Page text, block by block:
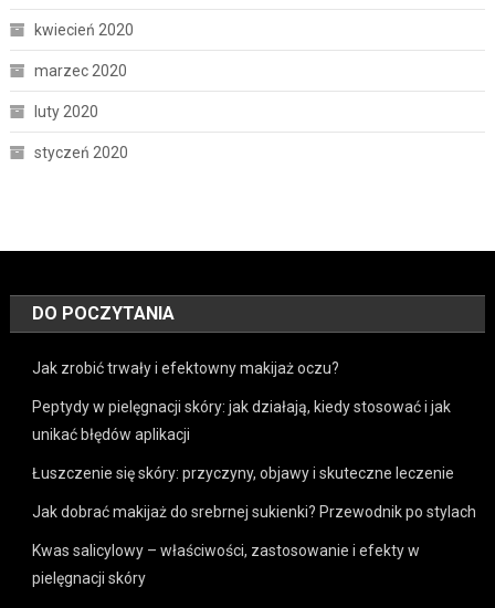
kwiecień 2020
marzec 2020
luty 2020
styczeń 2020
DO POCZYTANIA
Jak zrobić trwały i efektowny makijaż oczu?
Peptydy w pielęgnacji skóry: jak działają, kiedy stosować i jak
unikać błędów aplikacji
Łuszczenie się skóry: przyczyny, objawy i skuteczne leczenie
Jak dobrać makijaż do srebrnej sukienki? Przewodnik po stylach
Kwas salicylowy – właściwości, zastosowanie i efekty w
pielęgnacji skóry